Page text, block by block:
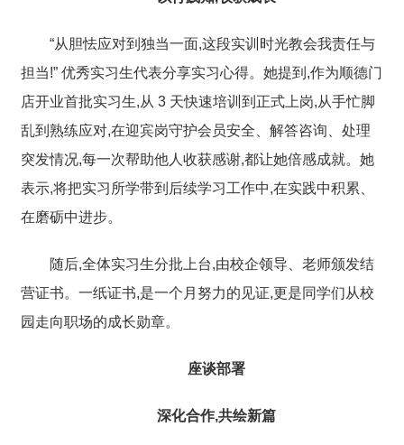
“从胆怯应对到独当一面,这段实训时光教会我责任与
担当!” 优秀实习生代表分享实习心得。她提到,作为顺德门
店开业首批实习生,从 3 天快速培训到正式上岗,从手忙脚
乱到熟练应对,在迎宾岗守护会员安全、解答咨询、处理
突发情况,每一次帮助他人收获感谢,都让她倍感成就。她
表示,将把实习所学带到后续学习工作中,在实践中积累、
在磨砺中进步。
随后,全体实习生分批上台,由校企领导、老师颁发结
营证书。一纸证书,是一个月努力的见证,更是同学们从校
园走向职场的成长勋章。
座谈部署
深化合作,共绘新篇